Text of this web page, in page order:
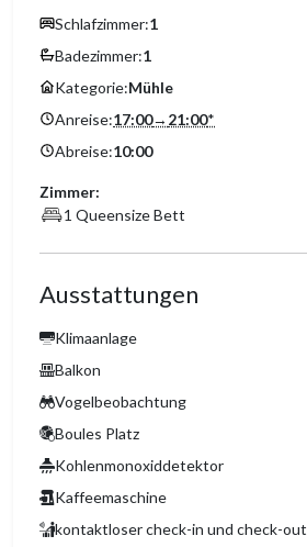
Schlafzimmer:1
Badezimmer:1
Kategorie:Mühle
Anreise:17:00→ 21:00*
Abreise:10:00
Zimmer:
1 Queensize Bett
Ausstattungen
Klimaanlage
Balkon
Vogelbeobachtung
Boules Platz
Kohlenmonoxiddetektor
Kaffeemaschine
kontaktloser check-in und check-out